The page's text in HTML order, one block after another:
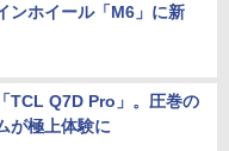
ンホイール「M6」に新
TCL Q7D Pro」。圧巻の
が極上体験に